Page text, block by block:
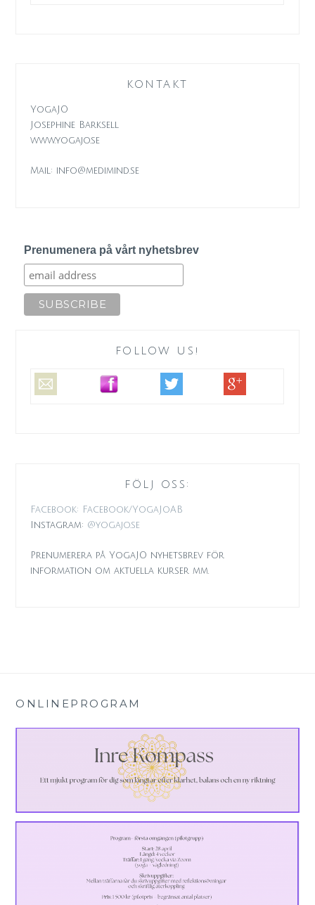
KONTAKT
YogaJO
Josephine Barksell
www.yogajo.se
Mail: info@medimind.se
Prenumenera på vårt nyhetsbrev
FOLLOW US!
FÖLJ OSS:
Facebook: Facebook/YogaJoAB
Instagram: @yogajo.se
Prenumerera på YogaJO nyhetsbrev för
information om aktuella kurser mm.
ONLINEPROGRAM